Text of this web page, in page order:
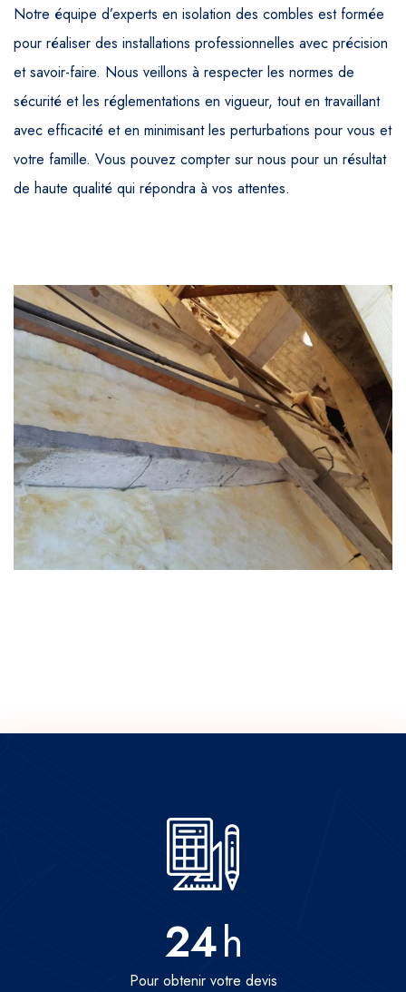
Notre équipe d’experts en isolation des combles est formée
pour réaliser des installations professionnelles avec précision
et savoir-faire. Nous veillons à respecter les normes de
sécurité et les réglementations en vigueur, tout en travaillant
avec efficacité et en minimisant les perturbations pour vous et
votre famille. Vous pouvez compter sur nous pour un résultat
de haute qualité qui répondra à vos attentes.
24h
Pour obtenir votre devis